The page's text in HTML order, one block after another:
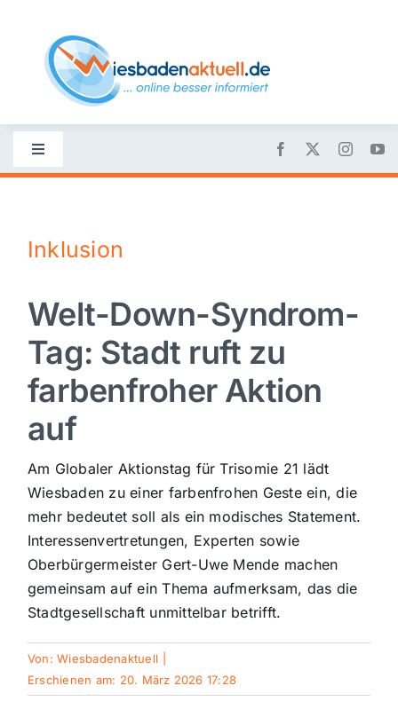
content
Toggle
Navigation
Nachrichten
Politik
Wirtschaft
Sport
Kultur
Panorama
Mein Stadtteil
Galerie
Inklusion
Welt-Down-Syndrom-
Tag: Stadt ruft zu
farbenfroher Aktion
auf
Am Globaler Aktionstag für Trisomie 21 lädt
Wiesbaden zu einer farbenfrohen Geste ein, die
mehr bedeutet soll als ein modisches Statement.
Interessenvertretungen, Experten sowie
Oberbürgermeister Gert-Uwe Mende machen
gemeinsam auf ein Thema aufmerksam, das die
Stadtgesellschaft unmittelbar betrifft.
Von:Wiesbadenaktuell
Erschienen am: 20. März 2026 17:28